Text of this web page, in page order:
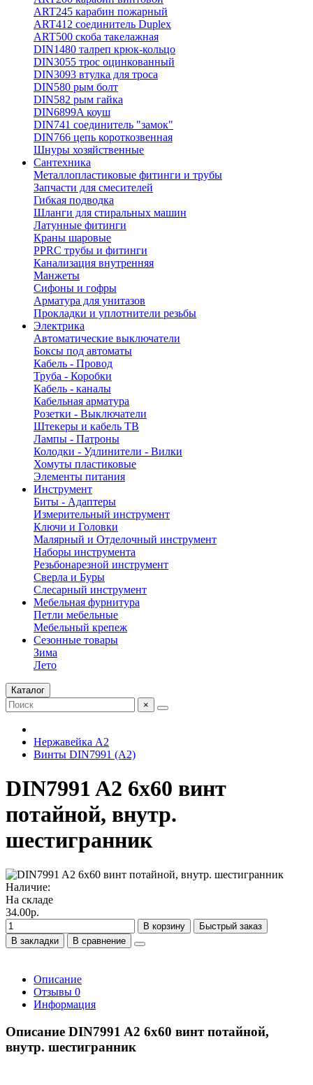
ART245 карабин пожарный
ART412 соединитель Duplex
ART500 скоба такелажная
DIN1480 талреп крюк-кольцо
DIN3055 трос оцинкованный
DIN3093 втулка для троса
DIN580 рым болт
DIN582 рым гайка
DIN6899A коуш
DIN741 соединитель "замок"
DIN766 цепь короткозвенная
Шнуры хозяйственные
Сантехника
Металлопластиковые фитинги и трубы
Запчасти для смесителей
Гибкая подводка
Шланги для стиральных машин
Латунные фитинги
Краны шаровые
PPRC трубы и фитинги
Канализация внутренняя
Манжеты
Сифоны и гофры
Арматура для унитазов
Прокладки и уплотнители резьбы
Электрика
Автоматические выключатели
Боксы под автоматы
Кабель - Провод
Труба - Коробки
Кабель - каналы
Кабельная арматура
Розетки - Выключатели
Штекеры и кабель ТВ
Лампы - Патроны
Колодки - Удлинители - Вилки
Хомуты пластиковые
Элементы питания
Инструмент
Биты - Адаптеры
Измерительный инструмент
Ключи и Головки
Малярный и Отделочный инструмент
Наборы инструмента
Резьбонарезной инструмент
Сверла и Буры
Слесарный инструмент
Мебельная фурнитура
Петли мебельные
Мебельный крепеж
Сезонные товары
Зима
Лето
Каталог
×
Нержавейка А2
Винты DIN7991 (A2)
DIN7991 A2 6х60 винт
потайной, внутр.
шестигранник
Наличие:
На складе
34.00р.
В корзину
Быстрый заказ
В закладки
В сравнение
Описание
Отзывы 0
Информация
Описание DIN7991 A2 6х60 винт потайной,
внутр. шестигранник